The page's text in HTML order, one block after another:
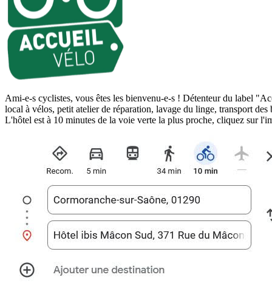
Ami-e-s cyclistes, vous êtes les bienvenu-e-s ! Détenteur du label
local à vélos, petit atelier de réparation, lavage du linge, transport
L'hôtel est à 10 minutes de la voie verte la plus proche, cliquez sur